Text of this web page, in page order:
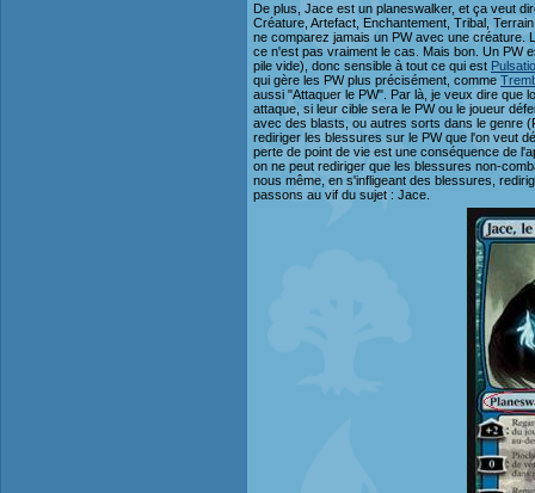
De plus, Jace est un planeswalker, et ça veut
Créature, Artefact, Enchantement, Tribal,
ne comparez jamais un PW avec une créature.
ce n'est pas vraiment le cas. Mais bon. Un PW
pile vide), donc sensible à tout ce qui est
qui gère les PW plus précisément, comme
aussi "Attaquer le PW". Par là, je veux dire que
attaque, si leur cible sera le PW ou le joueur
avec des blasts, ou autres sorts dans le genre
rediriger les blessures sur le PW que l'on veut
perte de point de vie est une conséquence de
on ne peut rediriger que les blessures non-
nous même, en s'infligeant des blessures,
passons au vif du sujet : Jace.